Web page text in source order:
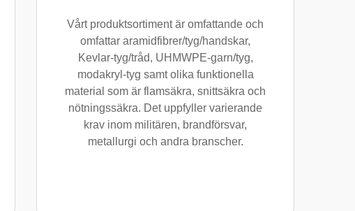
Vårt produktsortiment är omfattande och
omfattar aramidfibrer/tyg/handskar,
Kevlar-tyg/tråd, UHMWPE-garn/tyg,
modakryl-tyg samt olika funktionella
material som är flamsäkra, snittsäkra och
nötningssäkra. Det uppfyller varierande
krav inom militären, brandförsvar,
metallurgi och andra branscher.